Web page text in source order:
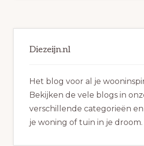
Sidebar
Diezeijn.nl
Het blog voor al je
Bekijken de vele blogs in
verschillende categorieën
je woning of tuin in je droom.